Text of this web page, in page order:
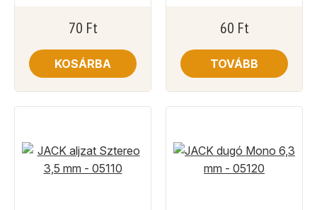
70 Ft
KOSÁRBA
60 Ft
TOVÁBB